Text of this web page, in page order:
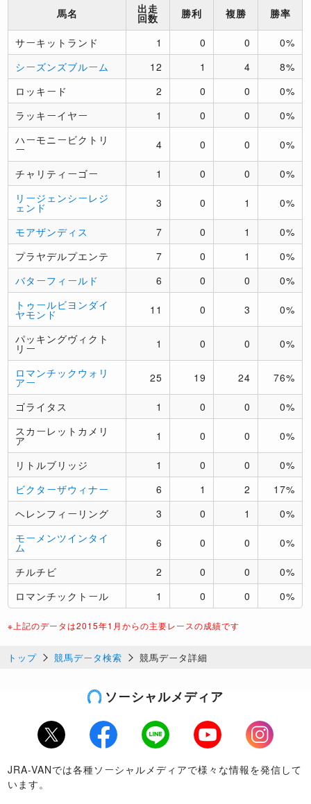
馬名 出走
回数 勝利 複勝 勝率
サーキットランド 1 0 0
0%
シーズンズブルーム
12 1 4
8%
ロッキード
2 0 0
0%
ラッキーイヤー
1 0 0
0%
ハーモニービクトリ
ー 4 0 0 0%
チャリティーゴー 1 0 0
0%
リージェンシーレジ
ェンド 3 0 1 0%
モアザンディス 7 0 1
0%
プラヤデルプエンテ
7 0 1
0%
バターフィールド
6 0 0
0%
トゥールビヨンダイ
ヤモンド 11 0 3 0%
パッキングヴィクト
リー 1 0 0 0%
ロマンチックウォリ
アー 25 19 24 76%
ゴライタス 1 0 0
0%
スカーレットカメリ
ア 1 0 0 0%
リトルブリッジ 1 0 0
0%
ビクターザウィナー
6 1 2
17%
ヘレンフィーリング
3 0 1
0%
モーメンツインタイ
ム 6 0 0 0%
チルチビ 2 0 0
0%
ロマンチックトール
1 0 0 0%
※上記のデータは2015年1月からの主要レースの成績です
トップ 競馬データ検索 競馬データ詳細
ソーシャルメディア
Twitter Facebook LINE Youtube
Instagram
JRA-VANでは各種ソーシャルメディアで様々な情報を発信して
います。